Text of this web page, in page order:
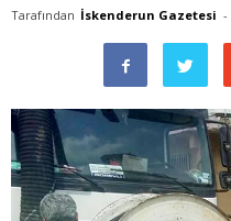
Tarafından İskenderun Gazetesi -